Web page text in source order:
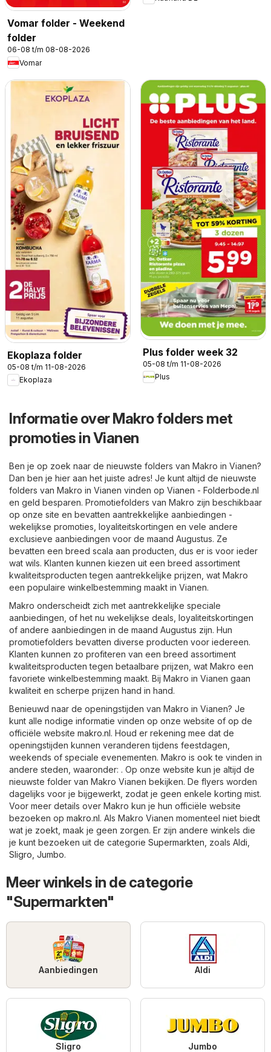
Vomar folder - Weekend
folder
06-08 t/m 08-08-2026
Vomar
Ekoplaza folder
05-08 t/m 11-08-2026
Ekoplaza
Plus folder week 32
05-08 t/m 11-08-2026
Plus
Informatie over Makro folders met
promoties in Vianen
Ben je op zoek naar de nieuwste folders van Makro in Vianen?
Dan ben je hier aan het juiste adres! Je kunt altijd de nieuwste
folders van Makro in Vianen vinden op Vianen - Folderbode.nl
en geld besparen. Promotiefolders van Makro zijn beschikbaar
op onze site en bevatten aantrekkelijke aanbiedingen -
wekelijkse promoties, loyaliteitskortingen en vele andere
exclusieve aanbiedingen voor de maand Augustus. Ze
bevatten een breed scala aan producten, dus er is voor ieder
wat wils. Klanten kunnen kiezen uit een breed assortiment
kwaliteitsproducten tegen aantrekkelijke prijzen, wat Makro
een populaire winkelbestemming maakt in Vianen.
Makro onderscheidt zich met aantrekkelijke speciale
aanbiedingen, of het nu wekelijkse deals, loyaliteitskortingen
of andere aanbiedingen in de maand Augustus zijn. Hun
promotiefolders bevatten diverse producten voor iedereen.
Klanten kunnen zo profiteren van een breed assortiment
kwaliteitsproducten tegen betaalbare prijzen, wat Makro een
favoriete winkelbestemming maakt. Bij Makro in Vianen gaan
kwaliteit en scherpe prijzen hand in hand.
Benieuwd naar de openingstijden van Makro in Vianen? Je
kunt alle nodige informatie vinden op onze website of op de
officiële website makro.nl. Houd er rekening mee dat de
openingstijden kunnen veranderen tijdens feestdagen,
weekends of speciale evenementen. Makro is ook te vinden in
andere steden, waaronder: . Op onze website kun je altijd de
nieuwste folder van Makro Vianen bekijken. De flyers worden
dagelijks voor je bijgewerkt, zodat je geen enkele korting mist.
Voor meer details over Makro kun je hun officiële website
bezoeken op makro.nl. Als Makro Vianen momenteel niet biedt
wat je zoekt, maak je geen zorgen. Er zijn andere winkels die
je kunt bezoeken uit de categorie Supermarkten , zoals Aldi
Sligro Jumbo.
Meer winkels in de categorie
"Supermarkten"
Aanbiedingen Aldi
Sligro Jumbo